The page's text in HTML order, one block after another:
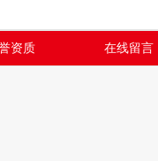
资质 在线留言